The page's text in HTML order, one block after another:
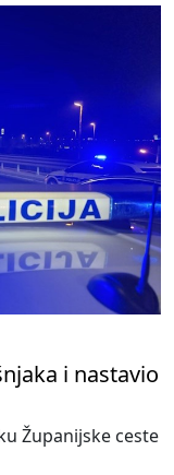
i nastavio
Županijske ceste